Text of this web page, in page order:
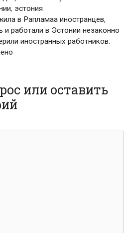
, эстония
в Рапламаа иностранцев,
и работали в Эстонии незаконно
иностранных работников:
или оставить